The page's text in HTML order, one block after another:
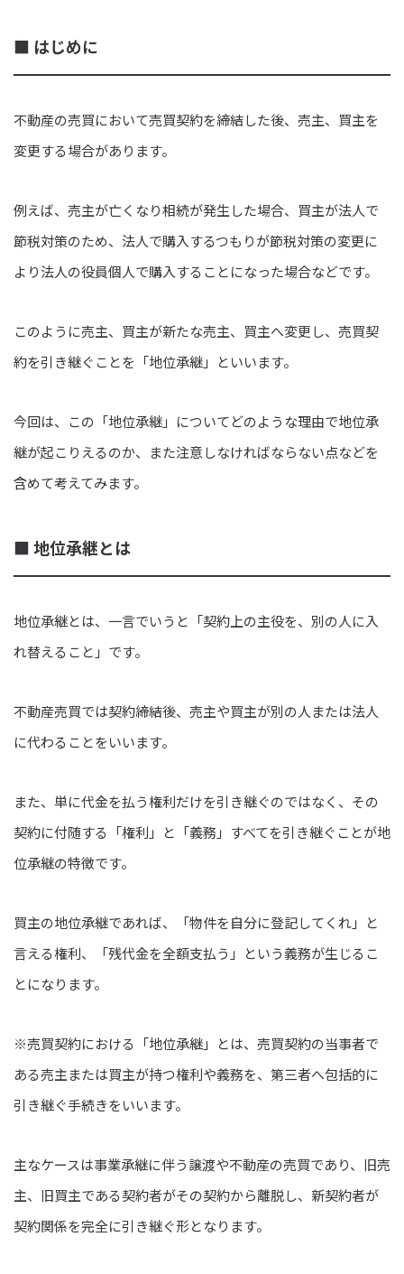
■ はじめに
不動産の売買において売買契約を締結した後、売主、買主を
変更する場合があります。
例えば、売主が亡くなり相続が発生した場合、買主が法人で
節税対策のため、法人で購入するつもりが節税対策の変更に
より法人の役員個人で購入することになった場合などです。
このように売主、買主が新たな売主、買主へ変更し、売買契
約を引き継ぐことを「地位承継」といいます。
今回は、この「地位承継」についてどのような理由で地位承
継が起こりえるのか、また注意しなければならない点などを
含めて考えてみます。
■ 地位承継とは
地位承継とは、一言でいうと「契約上の主役を、別の人に入
れ替えること」です。
不動産売買では契約締結後、売主や買主が別の人または法人
に代わることをいいます。
また、単に代金を払う権利だけを引き継ぐのではなく、その
契約に付随する「権利」と「義務」すべてを引き継ぐことが地
位承継の特徴です。
買主の地位承継であれば、「物件を自分に登記してくれ」と
言える権利、「残代金を全額支払う」という義務が生じるこ
とになります。
※売買契約における「地位承継」とは、売買契約の当事者で
ある売主または買主が持つ権利や義務を、第三者へ包括的に
引き継ぐ手続きをいいます。
主なケースは事業承継に伴う譲渡や不動産の売買であり、旧売
主、旧買主である契約者がその契約から離脱し、新契約者が
契約関係を完全に引き継ぐ形となります。